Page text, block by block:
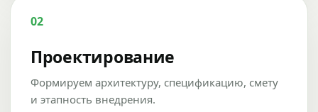
02
Проектирование
Формируем архитектуру, спецификацию, смету
и этапность внедрения.